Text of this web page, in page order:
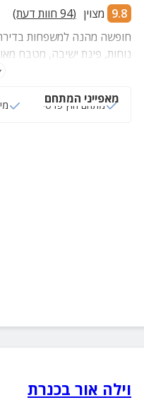
9.8 מצוין (
94 חוות דעת)
חופשה מהנה למשפחות
נוחות, פינת ישיבה, מטבח
ומתחם חוץ פרטי עם פינת
מאפייני המתחם
מתחם חוץ פרטי
וילה אור בכנרת